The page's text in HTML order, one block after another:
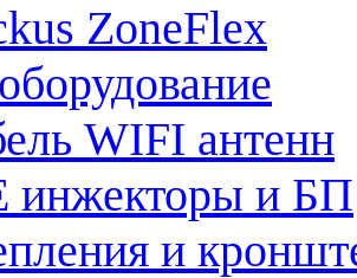
ZoneFlex
WIFI антенн
инжекторы и БП
и